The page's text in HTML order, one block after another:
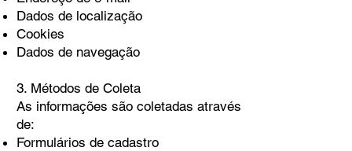
Dados de localização
Cookies
Dados de navegação
3. Métodos de Coleta
As informações são coletadas através
de:
Formulários de cadastro